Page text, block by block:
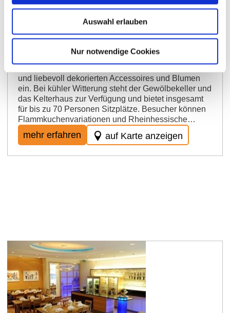
Auswahl erlauben
Nur notwendige Cookies
Zum alten Kelterhaus
Ein beliebtes Ausflugsziel für Radfahrer und
Wanderer ist die Event-Gastronomie „Zum alten
Kelterhaus“ am Ortsrand von Alsheim. Umgeben von
Weinbergen lädt der Sommergarten für ca. 150
und liebevoll dekorierten Accessoires und Blumen
ein. Bei kühler Witterung steht der Gewölbekeller und
das Kelterhaus zur Verfügung und bietet insgesamt
für bis zu 70 Personen Sitzplätze. Besucher können
Flammkuchenvariationen und Rheinhessische…
mehr erfahren auf Karte anzeigen
Oppenheim
Restaurant Völker